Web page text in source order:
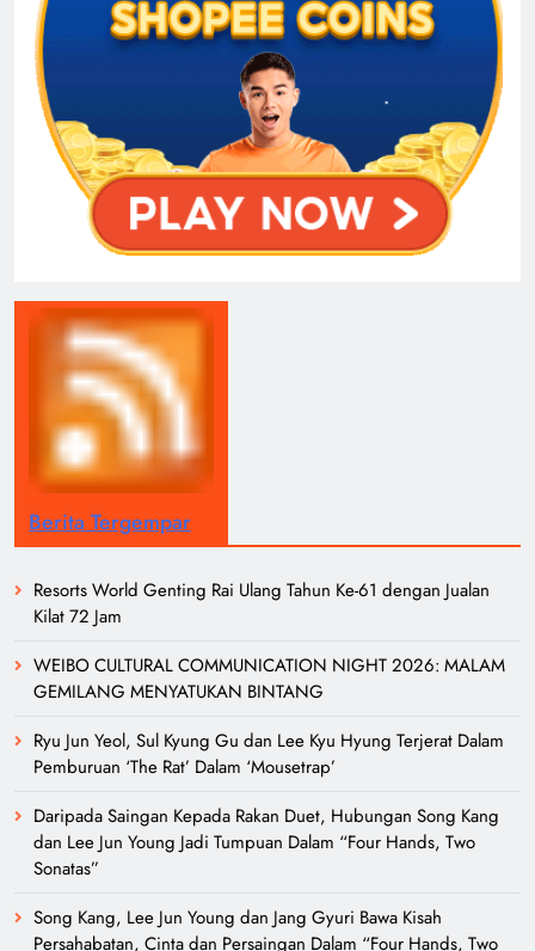
Berita Tergempar
Resorts World Genting Rai Ulang Tahun Ke-61 dengan Jualan
Kilat 72 Jam
WEIBO CULTURAL COMMUNICATION NIGHT 2026: MALAM
GEMILANG MENYATUKAN BINTANG
Ryu Jun Yeol, Sul Kyung Gu dan Lee Kyu Hyung Terjerat Dalam
Pemburuan ‘The Rat’ Dalam ‘Mousetrap’
Daripada Saingan Kepada Rakan Duet, Hubungan Song Kang
dan Lee Jun Young Jadi Tumpuan Dalam “Four Hands, Two
Sonatas”
Song Kang, Lee Jun Young dan Jang Gyuri Bawa Kisah
Persahabatan, Cinta dan Persaingan Dalam “Four Hands, Two